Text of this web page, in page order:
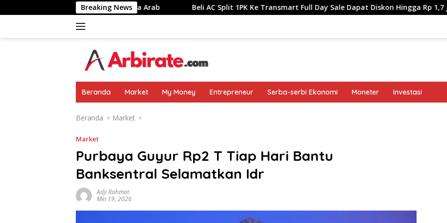
ke
Breaking News
Mewah Di Raja Arab Beli AC Split 1PK Ke Transmart Full Day Sale Dapat Diskon Hingga Rp 1,7 Juta!
Beranda Market My Money Entrepreneur Serba-serbi Ekonomi Moneter Investasi
Beranda Market
Market
Purbaya Guyur Rp2 T Tiap Hari Bantu
Banksentral Selamatkan Idr
Adji Rahmat
Mei 19, 2026